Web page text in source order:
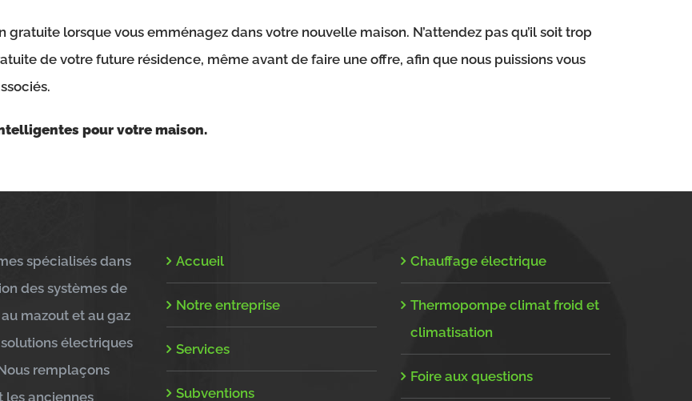
lorsque vous emménagez dans votre nouvelle maison. N’attendez pas qu’il soit trop
de votre future résidence, même avant de faire une offre, afin que nous puissions vous
pour votre maison.
spécialisés dans
des systèmes de
mazout et au gaz
électriques
remplaçons
les anciennes
Accueil
Notre entreprise
Services
Subventions
Chauffage électrique
Thermopompe climat froid et
climatisation
Foire aux questions